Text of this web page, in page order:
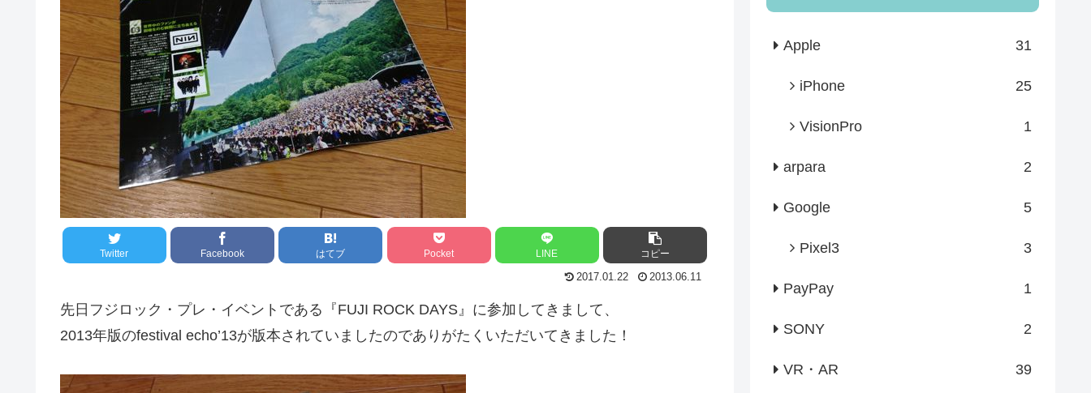
Twitter Facebook はてブ Pocket LINE コピー
2017.01.22 2013.06.11
先日フジロック・プレ・イベントである『FUJI ROCK DAYS』に参加してきまして、
2013年版のfestival echo’13が版本されていましたのでありがたくいただいてきました！
Apple 31
iPhone 25
VisionPro 1
arpara 2
Google 5
Pixel3 3
PayPay 1
SONY 2
VR・AR 39